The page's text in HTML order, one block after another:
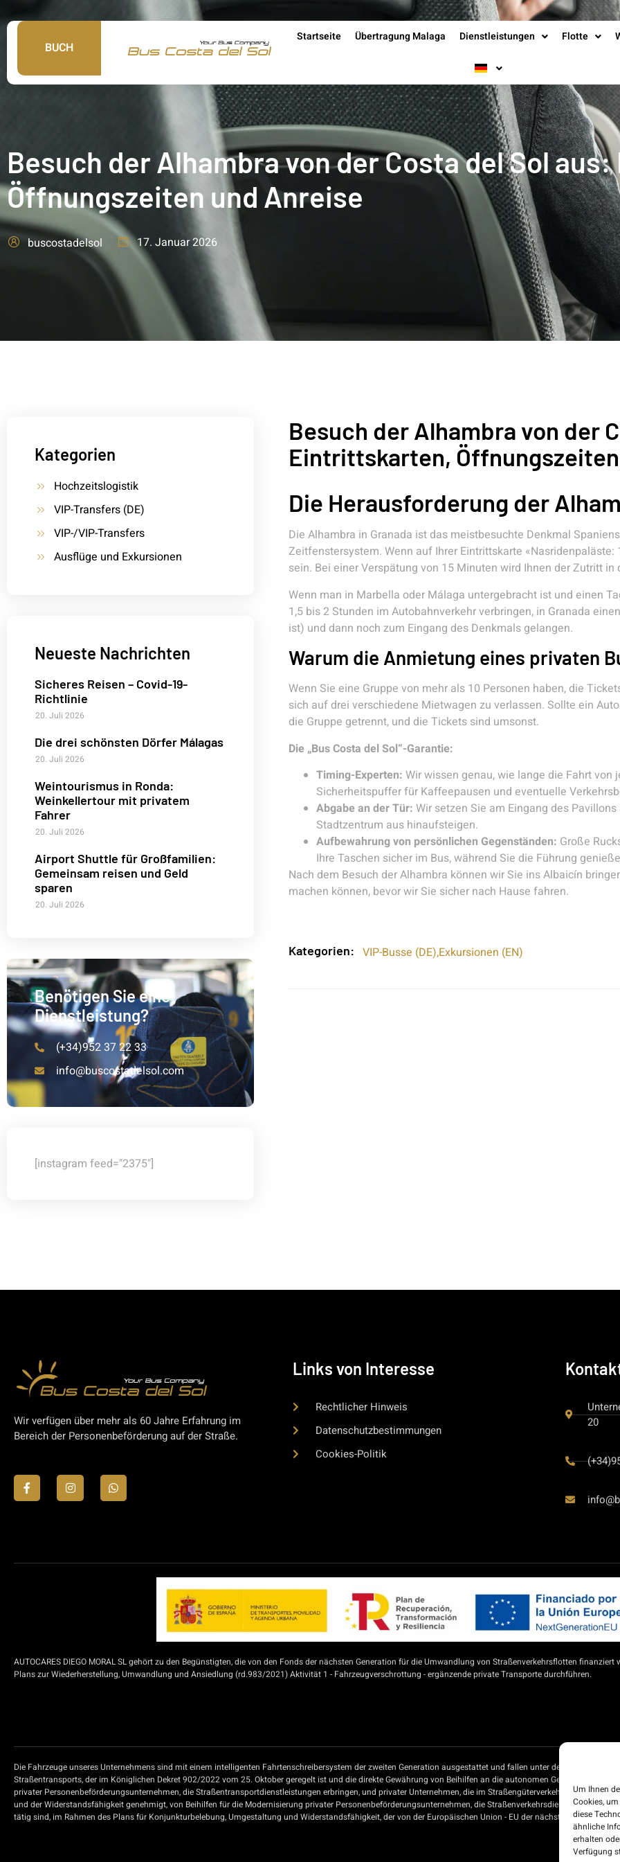
Um Ihnen
Cookies,
diese
ähnliche
erhalten
Verfügung
BUCH
Startseite Übertragung Malaga Dienstleistungen Flotte
Besuch der Alhambra von der Costa del Sol
Öffnungszeiten und Anreise
buscostadelsol 17. Januar 2026
Kategorien
Hochzeitslogistik
VIP-Transfers (DE)
VIP-/VIP-Transfers
Ausflüge und Exkursionen
Neueste Nachrichten
Sicheres Reisen – Covid-19-
Richtlinie
20. Juli 2026
Die drei schönsten Dörfer Málagas
20. Juli 2026
Weintourismus in Ronda:
Weinkellertour mit privatem
Fahrer
20. Juli 2026
Airport Shuttle für Großfamilien:
Gemeinsam reisen und Geld
sparen
20. Juli 2026
Benötigen Sie eine
Dienstleistung?
(+34)952 37 22 33
info@buscostadelsol.com
[instagram feed="2375"]
Besuch der Alhambra von der
Eintrittskarten,
Die Herausforderung der
Die Alhambra in Granada ist das meistbesuchte Denkmal
Zeitfenstersystem. Wenn auf Ihrer Eintrittskarte «Nasridenpaläste:
sein. Bei einer Verspätung von 15 Minuten wird Ihnen der Zutritt in
Wenn man in Marbella oder Málaga untergebracht ist und einen
1,5 bis 2 Stunden im Autobahnverkehr verbringen, in Granada
ist) und dann noch zum Eingang des Denkmals gelangen.
Warum die Anmietung eines privaten
Wenn Sie eine Gruppe von mehr als 10 Personen haben, die
sich auf drei verschiedene Mietwagen zu verlassen. Sollte ein
die Gruppe getrennt, und die Tickets sind umsonst.
Die „Bus Costa del Sol“-Garantie:
Timing-Experten: Wir wissen genau, wie lange die Fahrt
Sicherheitspuffer für Kaffeepausen und eventuelle
Abgabe an der Tür: Wir setzen Sie am Eingang des
Stadtzentrum aus hinaufsteigen.
Aufbewahrung von persönlichen Gegenständen: Große
Ihre Taschen sicher im Bus, während Sie die Führung
Nach dem Besuch der Alhambra können wir Sie ins Albaicín
machen können, bevor wir Sie sicher nach Hause fahren.
Kategorien: VIP-Busse (DE),Exkursionen (EN)
Wir verfügen über mehr als 60 Jahre Erfahrung im
Bereich der Personenbeförderung auf der Straße.
Links von Interesse
Rechtlicher Hinweis
Datenschutzbestimmungen
Cookies-Politik
20
AUTOCARES DIEGO MORAL SL gehört zu den Begünstigten, die von den Fonds der nächsten Generation für die Umwandlung von Straßenverkehrsflotten
Plans zur Wiederherstellung, Umwandlung und Ansiedlung (rd.983/2021) Aktivität 1 - Fahrzeugverschrottung - ergänzende private Transporte durchführen.
Die Fahrzeuge unseres Unternehmens sind mit einem intelligenten Fahrtenschreibersystem der zweiten Generation ausgestattet und fallen unter den Beihilfeplan
Straßentransports, der im Königlichen Dekret 902/2022 vom 25. Oktober geregelt ist und die direkte Gewährung von Beihilfen an die autonomen Gemeinschaften
privater Personenbeförderungsunternehmen, die Straßentransportdienstleistungen erbringen, und privater Unternehmen, die im Straßengüterverkehr tätig sind,
und der Widerstandsfähigkeit genehmigt, von Beihilfen für die Modernisierung privater Personenbeförderungsunternehmen, die Straßenverkehrsdienste erbringen,
tätig sind, im Rahmen des Plans für Konjunkturbelebung, Umgestaltung und Widerstandsfähigkeit, der von der Europäischen Union - EU der nächsten Generation